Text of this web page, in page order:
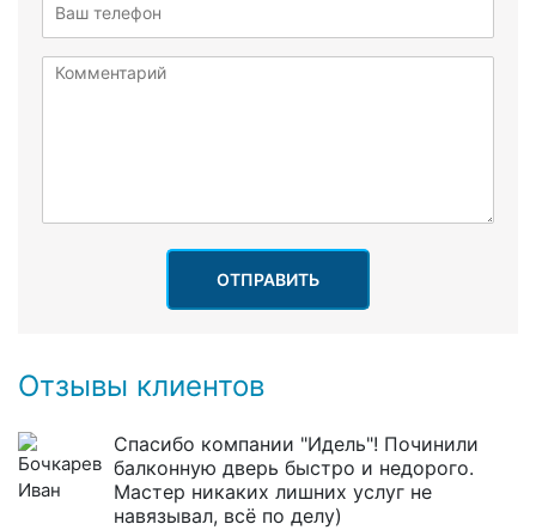
ОТПРАВИТЬ
Отзывы клиентов
Спасибо компании "Идель"! Починили
балконную дверь быстро и недорого.
Мастер никаких лишних услуг не
навязывал, всё по делу)